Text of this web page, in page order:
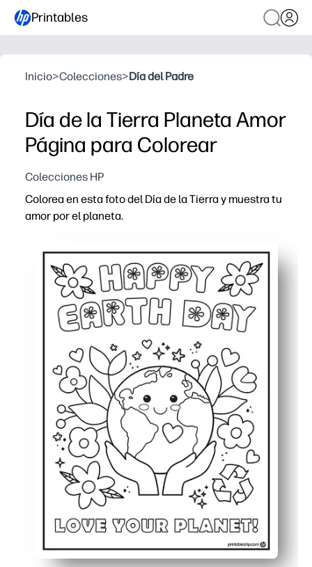
Printables
Inicio>Colecciones>Día del Padre
Día de la Tierra Planeta Amor
Página para Colorear
Colecciones HP
Colorea en esta foto del Día de la Tierra y muestra tu
amor por el planeta.